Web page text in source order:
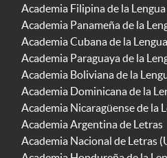
Academia Filipina de la
Academia Panameña de la
Academia Cubana de la Lengua
Academia Paraguaya de la
Academia Boliviana de la
Academia Dominicana de la
Academia Nicaragüense de la
Academia Argentina de Letras
Academia Nacional de Letras